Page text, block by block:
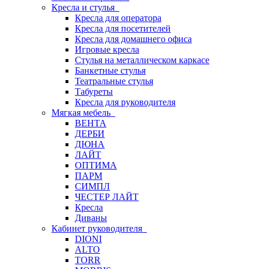
Кресла и стулья
Кресла для оператора
Кресла для посетителей
Кресла для домашнего офиса
Игровые кресла
Стулья на металлическом каркасе
Банкетные стулья
Театральные стулья
Табуреты
Кресла для руководителя
Мягкая мебель
ВЕНТА
ДЕРБИ
ДЮНА
ЛАЙТ
ОПТИМА
ПАРМ
СИМПЛ
ЧЕСТЕР ЛАЙТ
Кресла
Диваны
Кабинет руководителя
DIONI
ALTO
TORR